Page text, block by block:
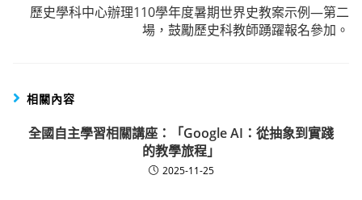
歷史學科中心辦理110學年度暑期世界史教案示例—第二
場，鼓勵歷史科教師踴躍報名參加。
相關內容
全國自主學習相關講座：「Google AI：從抽象到實踐
的教學旅程」
2025-11-25